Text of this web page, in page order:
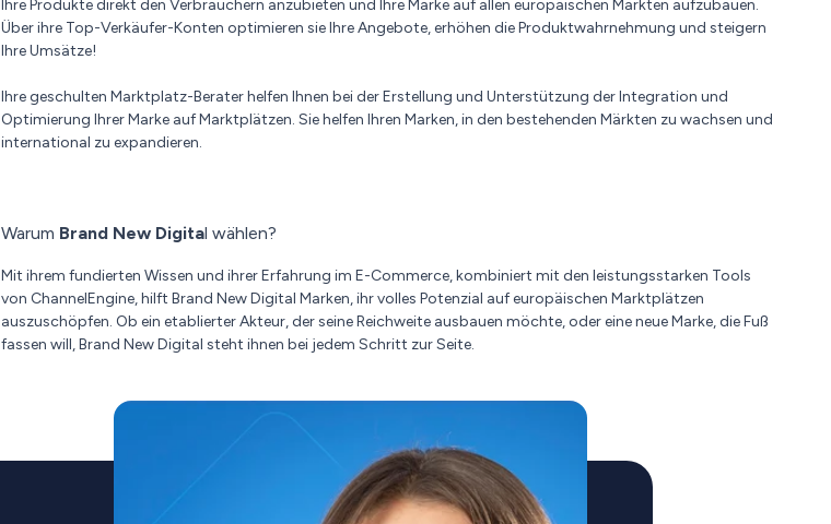
Ihre Produkte direkt den Verbrauchern anzubieten und Ihre Marke auf allen europäischen Märkten aufzubauen.
Über ihre Top-Verkäufer-Konten optimieren sie Ihre Angebote, erhöhen die Produktwahrnehmung und steigern
Ihre Umsätze!
Ihre geschulten Marktplatz-Berater helfen Ihnen bei der Erstellung und Unterstützung der Integration und
Optimierung Ihrer Marke auf Marktplätzen. Sie helfen Ihren Marken, in den bestehenden Märkten zu wachsen und
international zu expandieren.
Warum Brand New Digital wählen?
Mit ihrem fundierten Wissen und ihrer Erfahrung im E-Commerce, kombiniert mit den leistungsstarken Tools
von ChannelEngine, hilft Brand New Digital Marken, ihr volles Potenzial auf europäischen Marktplätzen
auszuschöpfen. Ob ein etablierter Akteur, der seine Reichweite ausbauen möchte, oder eine neue Marke, die Fuß
fassen will, Brand New Digital steht ihnen bei jedem Schritt zur Seite.